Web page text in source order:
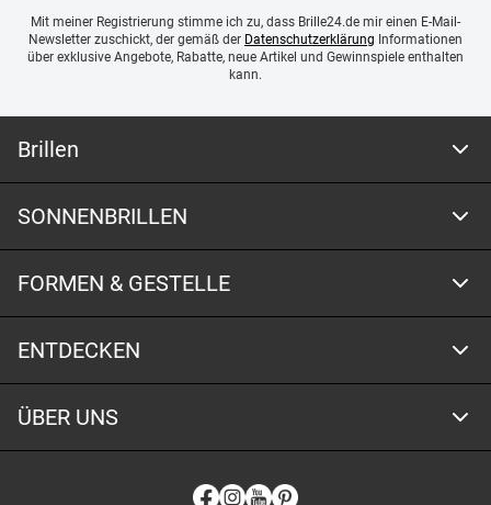
Mit meiner Registrierung stimme ich zu, dass Brille24.de mir einen E-Mail-
Newsletter zuschickt, der gemäß der Datenschutzerklärung Informationen
über exklusive Angebote, Rabatte, neue Artikel und Gewinnspiele enthalten
kann.
Brillen
SONNENBRILLEN
FORMEN & GESTELLE
ENTDECKEN
ÜBER UNS